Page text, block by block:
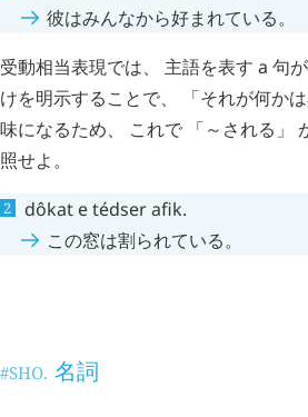
彼はみんなから好まれている。
受動相当表現では、 主語を表す a 句
けを明示することで、 「それが何か
味になるため、 これで 「～される」
照せよ。
dôkat etédserafik.
この窓は割られている。
#SHO. 名詞